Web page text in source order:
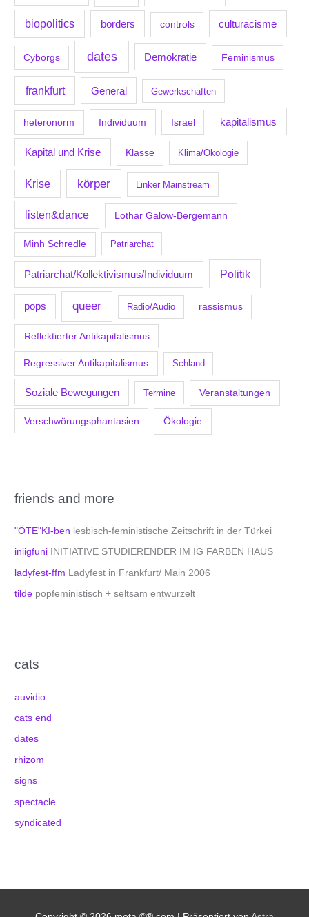
biopolitics borders controls culturacisme
Cyborgs dates Demokratie Feminismus
frankfurt General Gewerkschaften
heteronorm Individuum Israel kapitalismus
Kapital und Krise Klasse Klima/Ökologie
Krise körper Linker Mainstream
listen&dance Lothar Galow-Bergemann
Minh Schredle Patriarchat
Patriarchat/Kollektivismus/Individuum Politik
pops queer Radio/Audio rassismus
Reflektierter Antikapitalismus
Regressiver Antikapitalismus Schland
Soziale Bewegungen Termine Veranstaltungen
Verschwörungsphantasien Ökologie
friends and more
"ÖTE"KI-ben lesbisch-feministische Zeitschrift in der Türkei
iniigfuni INITIATIVE STUDIERENDER IM IG FARBEN HAUS
ladyfest-ffm Ladyfest in Frankfurt/ Main 2006
tilde popfeministisch + seltsam entwurzelt
cats
auvidio
cats end
dates
rhizom
signs
spectacle
syndicated